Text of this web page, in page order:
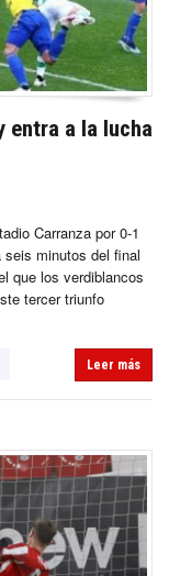
entra a la lucha
Carranza por 0-1
seis minutos del final
que los verdiblancos
tercer triunfo
Leer más